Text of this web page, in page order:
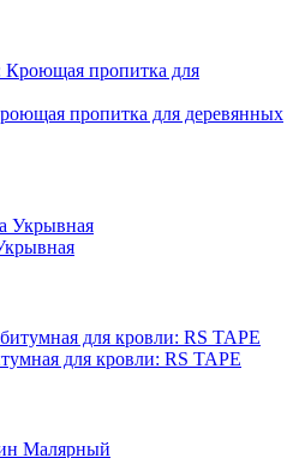
пропитка для деревянных
для кровли: RS TAPE